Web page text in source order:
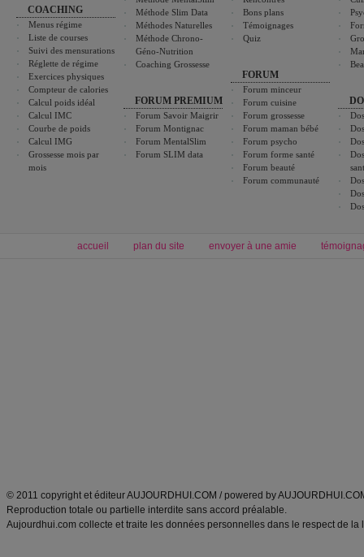
COACHING
Menus régime
Liste de courses
Suivi des mensurations
Réglette de régime
Exercices physiques
Compteur de calories
Calcul poids idéal
Calcul IMC
Courbe de poids
Calcul IMG
Grossesse mois par
mois
Méthode Slim Data
Méthodes Naturelles
Méthode Chrono-
Géno-Nutrition
Coaching Grossesse
FORUM PREMIUM
Forum Savoir Maigrir
Forum Montignac
Forum MentalSlim
Forum SLIM data
Bons plans
Témoignages
Quiz
FORUM
Forum minceur
Forum cuisine
Forum grossesse
Forum maman bébé
Forum psycho
Forum forme santé
Forum beauté
Forum communauté
accueil plan du site envoyer à une amie
© 2011 copyright et éditeur AUJOURDHUI.COM / powered by
Reproduction totale ou partielle interdite sans accord préalable.
Aujourdhui.com collecte et traite les données personnelles dans le respect de